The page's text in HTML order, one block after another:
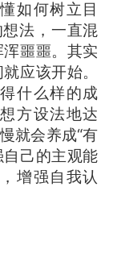
如何树立目
法，一直混
噩噩。其实
应该开始。
什么样的成
方设法地达
就会养成“有
己的主观能
增强自我认